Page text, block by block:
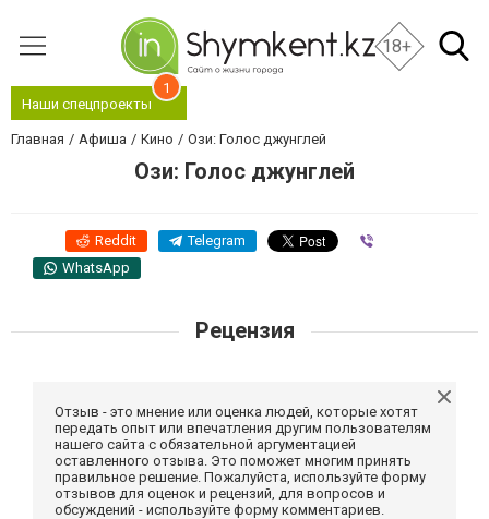
18+
Наши спецпроекты
1
Главная Афиша Кино Ози: Голос джунглей
Ози: Голос джунглей
Reddit Telegram
WhatsApp
Рецензия
Отзыв - это мнение или оценка людей, которые хотят
передать опыт или впечатления другим пользователям
нашего сайта с обязательной аргументацией
оставленного отзыва. Это поможет многим принять
правильное решение. Пожалуйста, используйте форму
отзывов для оценок и рецензий, для вопросов и
обсуждений - используйте форму комментариев.